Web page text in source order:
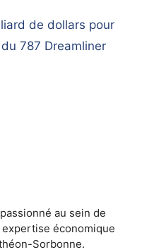
de dollars pour
787 Dreamliner
au sein de
économique
Sorbonne.